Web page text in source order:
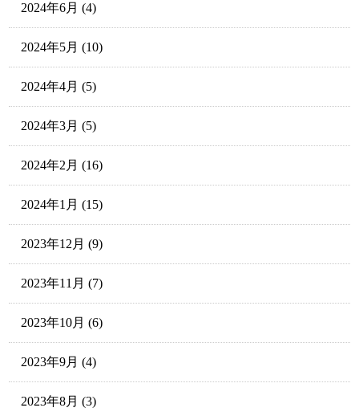
2024年6月 (4)
2024年5月 (10)
2024年4月 (5)
2024年3月 (5)
2024年2月 (16)
2024年1月 (15)
2023年12月 (9)
2023年11月 (7)
2023年10月 (6)
2023年9月 (4)
2023年8月 (3)